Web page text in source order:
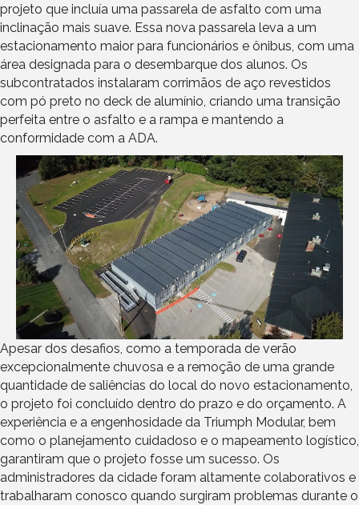
projeto que incluía uma passarela de asfalto com uma
inclinação mais suave. Essa nova passarela leva a um
estacionamento maior para funcionários e ônibus, com uma
área designada para o desembarque dos alunos. Os
subcontratados instalaram corrimãos de aço revestidos
com pó preto no deck de alumínio, criando uma transição
perfeita entre o asfalto e a rampa e mantendo a
conformidade com a ADA.
Apesar dos desafios, como a temporada de verão
excepcionalmente chuvosa e a remoção de uma grande
quantidade de saliências do local do novo estacionamento,
o projeto foi concluído dentro do prazo e do orçamento. A
experiência e a engenhosidade da Triumph Modular, bem
como o planejamento cuidadoso e o mapeamento logístico,
garantiram que o projeto fosse um sucesso. Os
administradores da cidade foram altamente colaborativos e
trabalharam conosco quando surgiram problemas durante o